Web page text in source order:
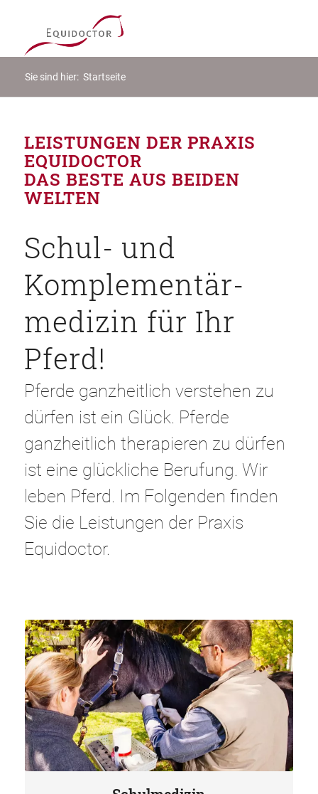
Sie sind hier: Startseite
LEISTUNGEN DER PRAXIS
EQUIDOCTOR
DAS BESTE AUS BEIDEN
WELTEN
Schul- und
Komple­mentär­
medi­zin für Ihr
Pferd!
Pferde ganzheitlich verstehen zu
dürfen ist ein Glück. Pferde
ganzheitlich therapieren zu dürfen
ist eine glückliche Berufung. Wir
leben Pferd. Im Folgenden finden
Sie die Leistungen der Praxis
Equidoctor.